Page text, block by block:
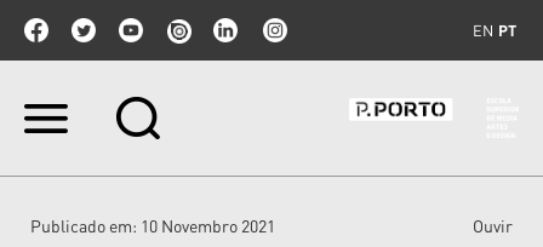
EN PT
Ir
IrPublicado em: 10 Novembro 2021 Ouvir